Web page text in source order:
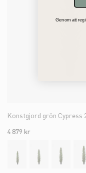
Konstgjord grön Cypress
4 879 kr
Genom att